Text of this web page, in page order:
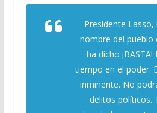
Presidente Lasso,
nombre del pueblo
ha dicho
tiempo en el poder.
inminente. No
delitos políticos.